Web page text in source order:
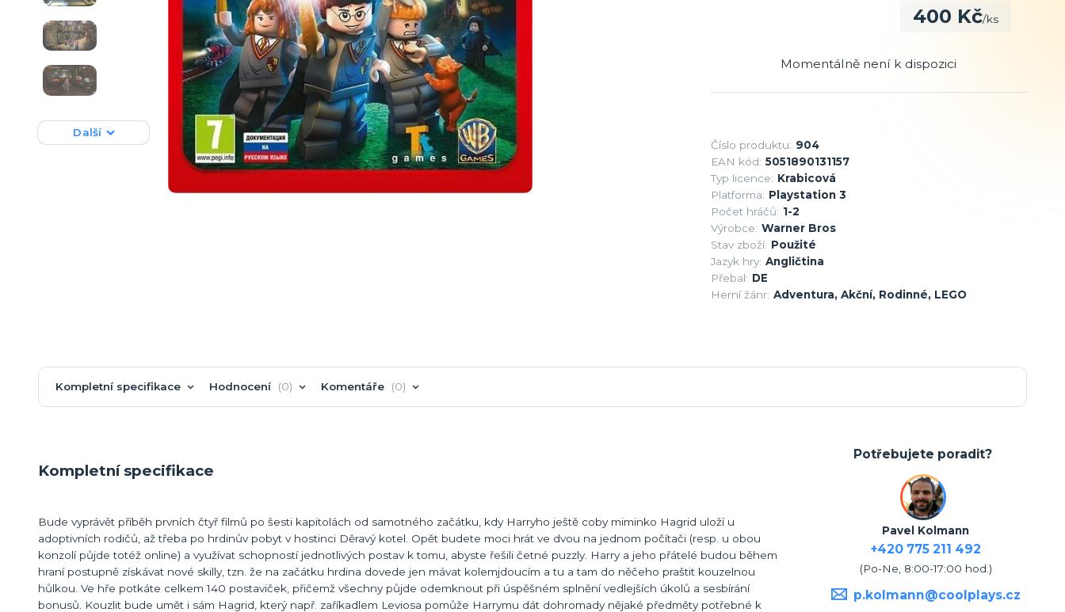
Další
400 Kč/ks
Momentálně není k dispozici
Číslo produktu: 904
EAN kód: 5051890131157
Typ licence: Krabicová
Platforma: Playstation 3
Počet hráčů: 1-2
Výrobce: Warner Bros
Stav zboží: Použité
Jazyk hry: Angličtina
Přebal: DE
Herní žánr: Adventura, Akční, Rodinné, LEGO
Kompletní specifikace Hodnocení 0 Komentáře 0
Kompletní specifikace
Bude vyprávět příběh prvních čtyř filmů po šesti kapitolách od samotného začátku, kdy Harryho ještě coby miminko Hagrid uloží u
adoptivních rodičů, až třeba po hrdinův pobyt v hostinci Děravý kotel. Opět budete moci hrát ve dvou na jednom počítači (resp. u obou
konzolí půjde totéž online) a využívat schopností jednotlivých postav k tomu, abyste řešili četné puzzly. Harry a jeho přátelé budou během
hraní postupně získávat nové skilly, tzn. že na začátku hrdina dovede jen mávat kolemjdoucím a tu a tam do něčeho praštit kouzelnou
hůlkou. Ve hře potkáte celkem 140 postaviček, přičemž všechny půjde odemknout při úspěšném splnění vedlejších úkolů a sesbírání
bonusů. Kouzlit bude umět i sám Hagrid, který např. zaříkadlem Leviosa pomůže Harrymu dát dohromady nějaké předměty potřebné k
Potřebujete poradit?
Pavel Kolmann
+420 775 211 492
(Po-Ne, 8:00-17:00 hod.)
p.kolmann@coolplays.cz